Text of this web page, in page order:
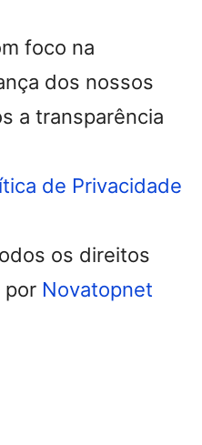
foco na
dos nossos
a transparência
de Privacidade
os direitos
por Novatopnet